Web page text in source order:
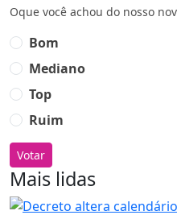
Oque você achou do nosso
Bom
Mediano
Top
Ruim
Votar
Mais lidas